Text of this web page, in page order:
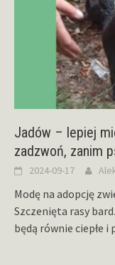
Jadów – lepiej
zadzwoń, zanim
2024-09-17
Modę na adopcję
Szczenięta rasy
będą równie ciepłe i